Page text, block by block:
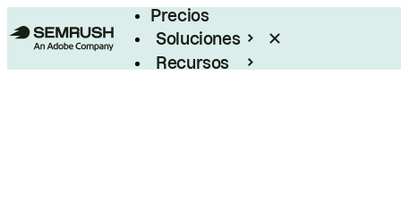
Precios
Soluciones
Recursos